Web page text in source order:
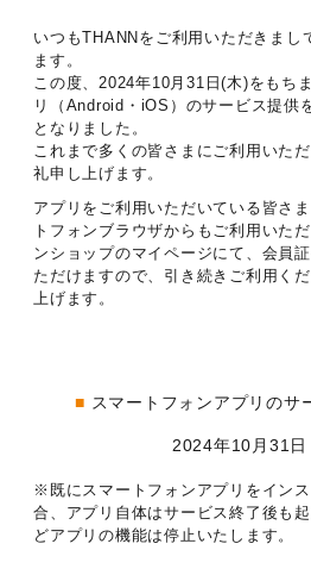
いつもTHANNをご利用いただきまし
ます。
この度、2024年10月31日(木)をもち
リ（Android・iOS）のサービス提供
となりました。
これまで多くの皆さまにご利用いた
礼申し上げます。
アプリをご利用いただいている皆さ
トフォンブラウザからもご利用いた
ンショップのマイページにて、会員
ただけますので、引き続きご利用く
上げます。
■ スマートフォンアプリの
2024年10月31日
※既にスマートフォンアプリをイン
合、アプリ自体はサービス終了後も
どアプリの機能は停止いたします。